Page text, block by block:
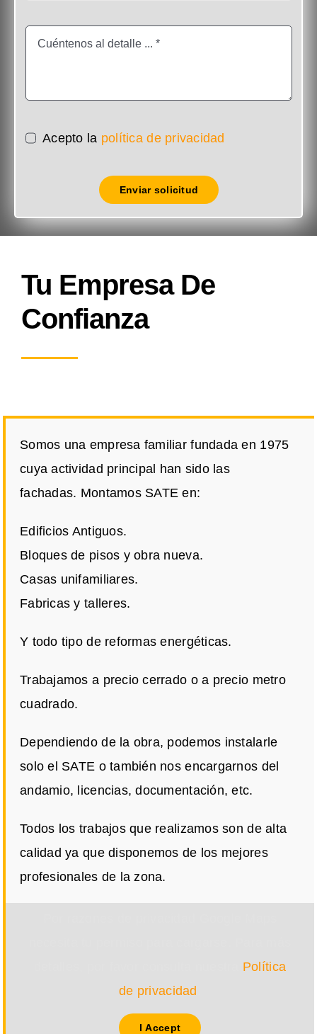
Acepto la política de privacidad
Enviar solicitud
Tu Empresa De
Confianza
Somos una empresa familiar fundada en 1975
cuya actividad principal han sido las
fachadas. Montamos SATE en:
Edificios Antiguos.
Bloques de pisos y obra nueva.
Casas unifamiliares.
Fabricas y talleres.
Y todo tipo de reformas energéticas.
Trabajamos a precio cerrado o a precio metro
cuadrado.
Dependiendo de la obra, podemos instalarle
solo el SATE o también nos encargarnos del
andamio, licencias, documentación, etc.
Todos los trabajos que realizamos son de alta
calidad ya que disponemos de los mejores
profesionales de la zona.
Política
de privacidad
I Accept